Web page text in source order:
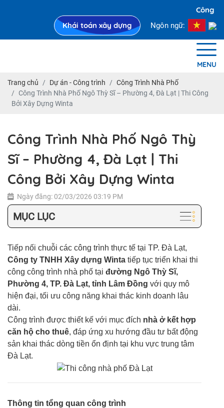
Công ty
Khái toán xây dựng
Ngôn ngữ:
MENU
Trang chủ Dự án - Công trình
Công Trình Nhà Phố
Công Trình Nhà Phố Ngô Thỳ Sĩ – Phường 4, Đà Lạt | Thi Công
Bởi Xây Dựng Winta
Công Trình Nhà Phố Ngô Thỳ
Sĩ – Phường 4, Đà Lạt | Thi
Công Bởi Xây Dựng Winta
Ngày đăng: 02/03/2026 03:19 PM
MỤC LỤC
Tiếp nối chuỗi các công trình thực tế tại TP. Đà Lạt,
Công ty TNHH Xây dựng Winta tiếp tục triển khai thi
công công trình nhà phố tại đường Ngô Thỳ Sĩ,
Phường 4, TP. Đà Lạt, tỉnh Lâm Đồng với quy mô
hiện đại, tối ưu công năng khai thác kinh doanh lâu
dài.
Công trình được thiết kế với mục đích nhà ở kết hợp
căn hộ cho thuê, đáp ứng xu hướng đầu tư bất động
sản khai thác dòng tiền ổn định tại khu vực trung tâm
Đà Lạt.
Thông tin tổng quan công trình